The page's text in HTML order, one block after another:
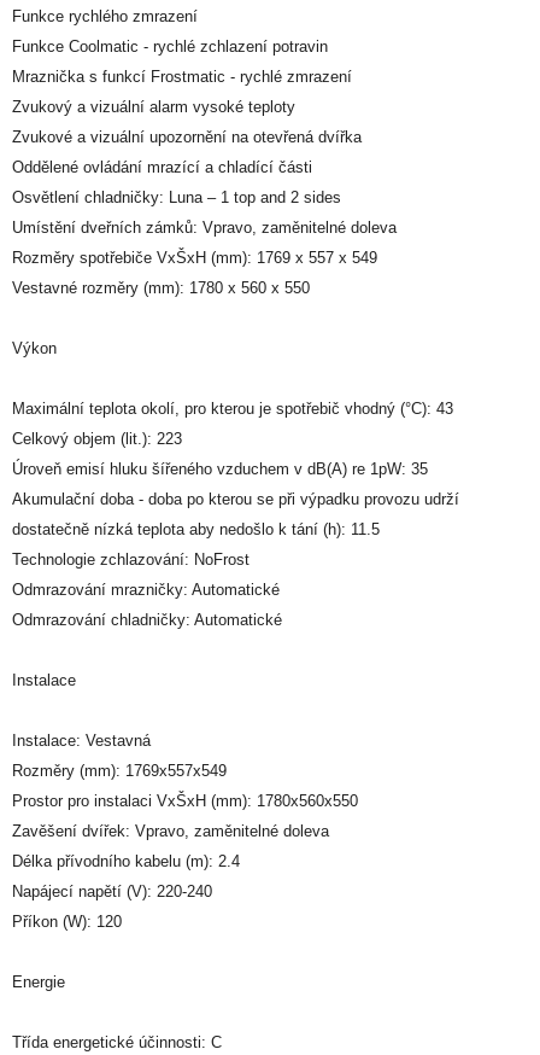
Funkce rychlého zmrazení
Funkce Coolmatic - rychlé zchlazení potravin
Mraznička s funkcí Frostmatic - rychlé zmrazení
Zvukový a vizuální alarm vysoké teploty
Zvukové a vizuální upozornění na otevřená dvířka
Oddělené ovládání mrazící a chladící části
Osvětlení chladničky: Luna – 1 top and 2 sides
Umístění dveřních zámků: Vpravo, zaměnitelné doleva
Rozměry spotřebiče VxŠxH (mm): 1769 x 557 x 549
Vestavné rozměry (mm): 1780 x 560 x 550
Výkon
Maximální teplota okolí, pro kterou je spotřebič vhodný (°C): 43
Celkový objem (lit.): 223
Úroveň emisí hluku šířeného vzduchem v dB(A) re 1pW: 35
Akumulační doba - doba po kterou se při výpadku provozu udrží
dostatečně nízká teplota aby nedošlo k tání (h): 11.5
Technologie zchlazování: NoFrost
Odmrazování mrazničky: Automatické
Odmrazování chladničky: Automatické
Instalace
Instalace: Vestavná
Rozměry (mm): 1769x557x549
Prostor pro instalaci VxŠxH (mm): 1780x560x550
Zavěšení dvířek: Vpravo, zaměnitelné doleva
Délka přívodního kabelu (m): 2.4
Napájecí napětí (V): 220-240
Příkon (W): 120
Energie
Třída energetické účinnosti: C